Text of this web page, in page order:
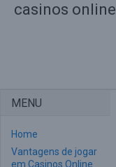
casinos online
MENU
Home
Vantagens de jogar
em Casinos Online